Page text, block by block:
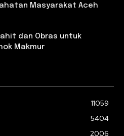
Masyarakat Aceh
dan Obras untuk
Makmur
11059
5404
2006